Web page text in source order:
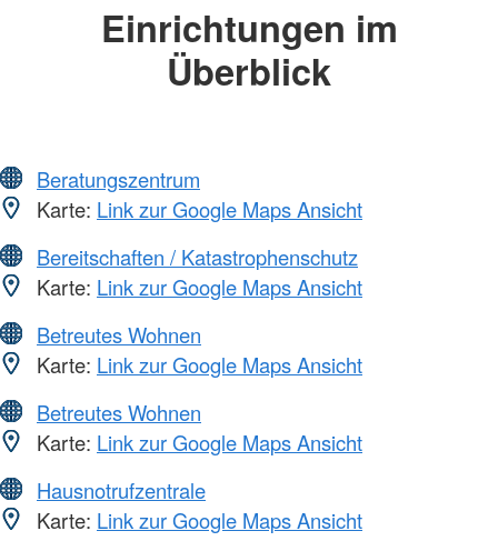
Einrichtungen im
Überblick
Beratungszentrum
Karte: Link zur Google Maps Ansicht
Bereitschaften / Katastrophenschutz
Karte: Link zur Google Maps Ansicht
Betreutes Wohnen
Karte: Link zur Google Maps Ansicht
Betreutes Wohnen
Karte: Link zur Google Maps Ansicht
Hausnotrufzentrale
Karte: Link zur Google Maps Ansicht